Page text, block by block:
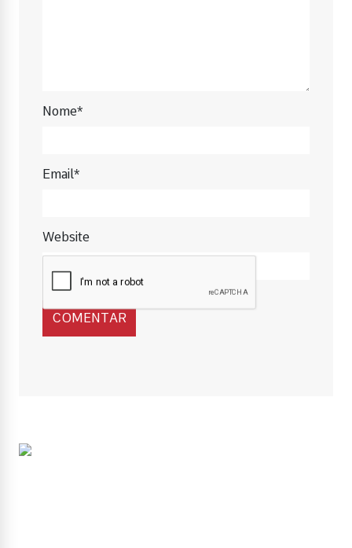
Nome*
Email*
Website